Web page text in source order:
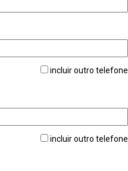
incluir outro telefone
incluir outro telefone